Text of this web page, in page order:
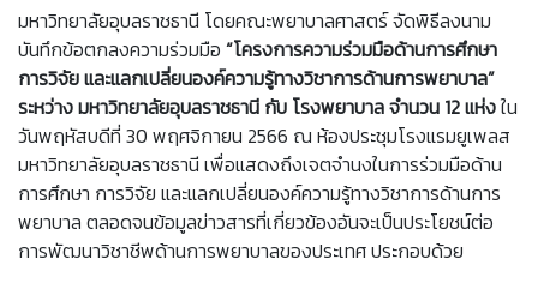
มหาวิทยาลัยอุบลราชธานี โดยคณะพยาบาลศาสตร์ จัดพิธีลงนาม
บันทึกข้อตกลงความร่วมมือ “โครงการความร่วมมือด้านการศึกษา
การวิจัย และแลกเปลี่ยนองค์ความรู้ทางวิชาการด้านการพยาบาล”
ระหว่าง มหาวิทยาลัยอุบลราชธานี กับ โรงพยาบาล จำนวน 12 แห่งใน
วันพฤหัสบดีที่ 30 พฤศจิกายน 2566 ณ ห้องประชุมโรงแรมยูเพลส
มหาวิทยาลัยอุบลราชธานี เพื่อแสดงถึงเจตจำนงในการร่วมมือด้าน
การศึกษา การวิจัย และแลกเปลี่ยนองค์ความรู้ทางวิชาการด้านการ
พยาบาล ตลอดจนข้อมูลข่าวสารที่เกี่ยวข้องอันจะเป็นประโยชน์ต่อ
การพัฒนาวิชาชีพด้านการพยาบาลของประเทศ ประกอบด้วย